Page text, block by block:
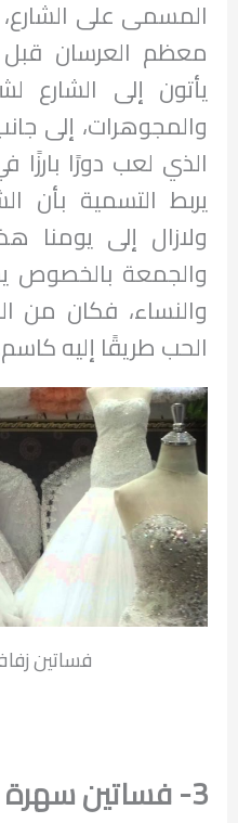
المسمى على
معظم العرسان
يأتون إلى الشارع
والمجوهرات، إلى
الذي لعب دورًا
يربط التسمية بأن
ولازال إلى
والجمعة بالخصوص
والنساء، فكان من
الحب طريقًا إليه
فساتين
3- فساتين سهرة الحياة بلازا